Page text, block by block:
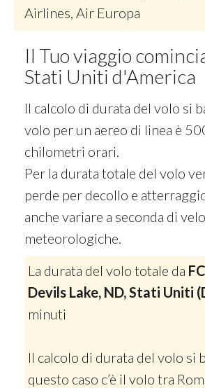
Airlines, Air Europa
Il Tuo viaggio
Stati Uniti d'America
Il calcolo di durata del volo si
volo per un aereo di linea è
chilometri orari.
Per la durata totale del volo
perde per decollo e
anche variare a seconda di
meteorologiche.
La durata del volo totale da
Devils Lake, ND, Stati Uniti
minuti
Il calcolo di durata del volo si
questo caso c’è il volo tra